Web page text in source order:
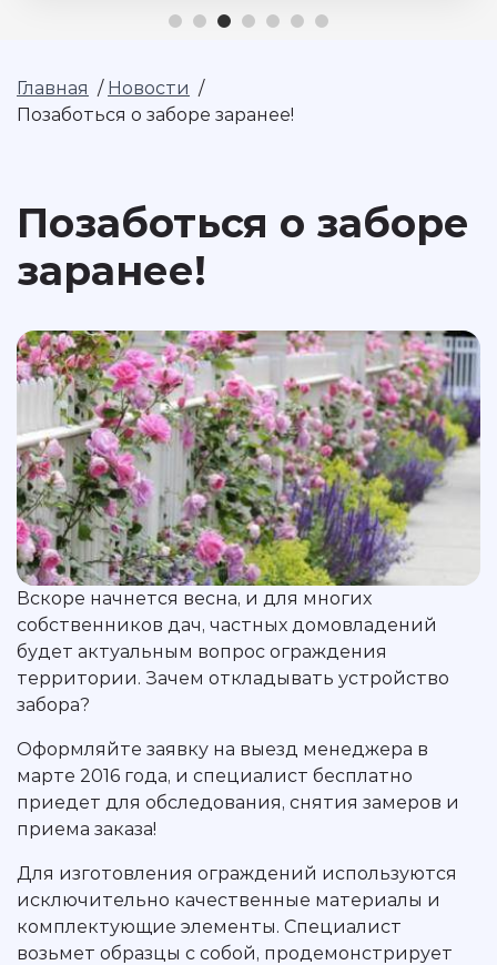
Главная / Новости /
Позаботься о заборе заранее!
Позаботься о заборе
заранее!
Вскоре начнется весна, и для многих
собственников дач, частных домовладений
будет актуальным вопрос ограждения
территории. Зачем откладывать устройство
забора?
Оформляйте заявку на выезд менеджера в
марте 2016 года, и специалист бесплатно
приедет для обследования, снятия замеров и
приема заказа!
Для изготовления ограждений используются
исключительно качественные материалы и
комплектующие элементы. Специалист
возьмет образцы с собой, продемонстрирует